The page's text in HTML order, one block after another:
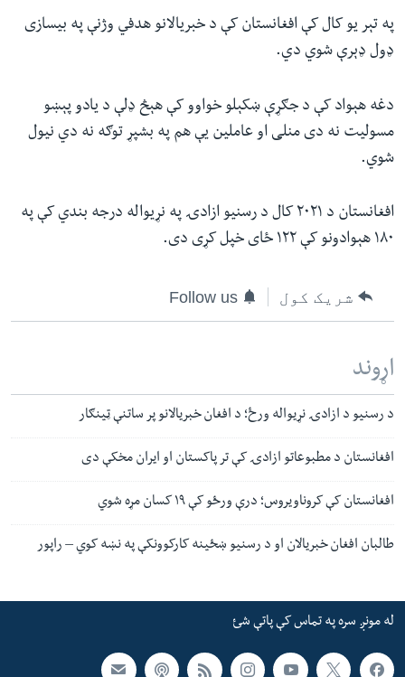
په تېر یو کال کې افغانستان کې د خبریالانو هدفي وژنې په بیسازی
ډول ډېرې شوي‌ دي.
دغه هېواد کې د جګړې ښکېلو خواوو کې هېڅ ډلې د یادو پېښو
مسولیت نه دی منلی او عاملین یې هم په بشپړ توګه نه دي نیول
شوي.
افغانستان د ۲۰۲۱ کال د رسنیو ازادۍ په نړیواله درجه بندي کې په
۱۸۰ هېوادونو کې ۱۲۲ ځای خپل کړی دی.
شریک کول Follow us
اړوند
د رسنیو د ازادۍ نړیواله ورځ؛ د افغان خبریالانو پر ساتنې ټینګار
افغانستان د مطبوعاتو ازادۍ کې تر پاکستان او ایران مخکې دی
افغانستان کې کروناویروس؛ درې ورځو کې ۱۹ کسان مړه شوي
طالبان افغان خبریالان او د رسنیو ښځینه کارکوونکې په نښه کوي – راپور
له مونږ سره په تماس کې پاتې شئ